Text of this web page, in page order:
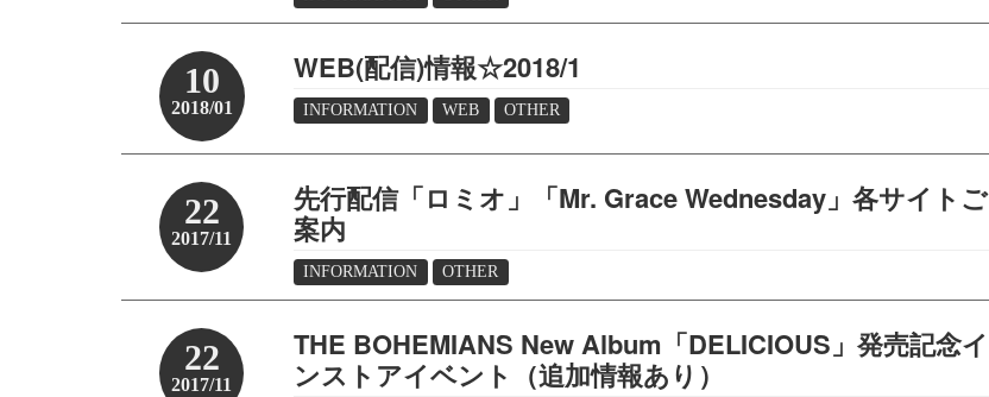
10
2018/01
WEB(配信)情報☆2018/1
INFORMATION WEB OTHER
22
2017/11
先行配信「ロミオ」「Mr. Grace Wednesday」各サイトご
案内
INFORMATION OTHER
22
2017/11
THE BOHEMIANS New Album「DELICIOUS」発売記念イ
ンストアイベント（追加情報あり）